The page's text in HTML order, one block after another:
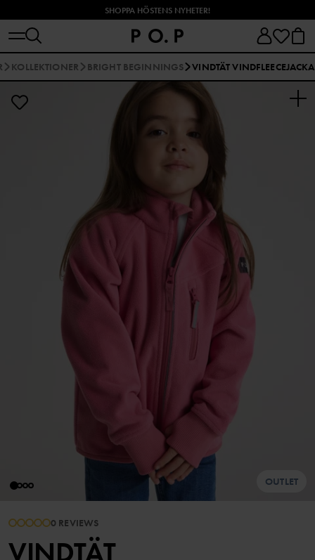
SHOPPA HÖSTENS NYHETER!
KOLLEKTIONER BRIGHT BEGINNINGS VINDTÄT VINDFLEECEJACKA
OUTLET
0 REVIEWS